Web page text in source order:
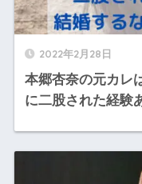
2022年2月28日
本郷杏奈の元カレ
に二股された経験